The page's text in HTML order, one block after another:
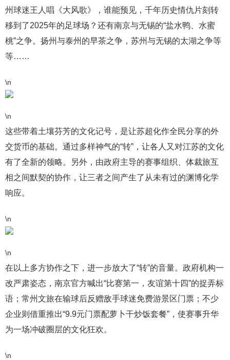
州球迷王人唱《大风歌》，谁能预见，千年历史情仇片刻转
移到了2025年的足球场？还有南京与无锡的“盐水鸭、水蜜
桃”之争。扬州与泰州的早茶之争，苏州与无锡的太湖之争等
等……
\n
\n
这些带着土壤芬芳的文化记号，是让苏超化作全民分享的外
交货币的基础。通过多样神气的“转”，让各人又对江苏的文化
有了全新的领略。另外，由政府主导的赛事组织、体裁旅互
相之间默契的协作，让三者之间产生了从未有过的渊博化学
响应。
\n
\n
在以上多方协作之下，进一步放大了“转”的音量。政府机构一
改严肃姿态，南京官方喊出“比赛第一，友谊第十四”的捉弄标
语；常州文旅在输球后反赠敌手球迷免费游景区门票；不少
企业则借重推出“9.9元门票配萝卜干炒饭套餐”，使赛事升华
为一场冲破圈层的文化狂欢。
\n